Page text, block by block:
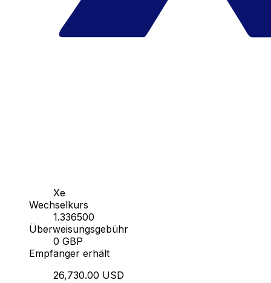
Xe
Wechselkurs
1.336500
Überweisungsgebühr
0 GBP
Empfänger erhält
26,730.00 USD